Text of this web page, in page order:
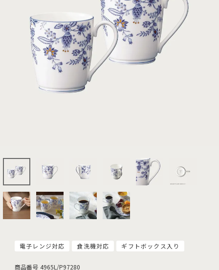
電子レンジ対応 食洗機対応 ギフトボックス入り
商品番号 4965L/P97280